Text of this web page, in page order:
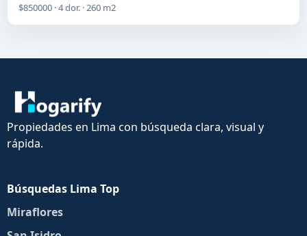
$850000 · 4 dor. · 260 m2
Propiedades en Lima con búsqueda clara, visual y
rápida.
Búsquedas Lima Top
Miraflores